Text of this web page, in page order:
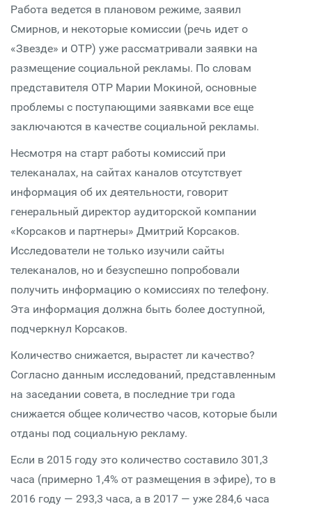
Работа ведется в плановом режиме, заявил
Смирнов, и некоторые комиссии (речь идет о
«Звезде» и ОТР) уже рассматривали заявки на
размещение социальной рекламы. По словам
представителя ОТР Марии Мокиной, основные
проблемы с поступающими заявками все еще
заключаются в качестве социальной рекламы.
Несмотря на старт работы комиссий при
телеканалах, на сайтах каналов отсутствует
информация об их деятельности, говорит
генеральный директор аудиторской компании
«Корсаков и партнеры» Дмитрий Корсаков.
Исследователи не только изучили сайты
телеканалов, но и безуспешно попробовали
получить информацию о комиссиях по телефону.
Эта информация должна быть более доступной,
подчеркнул Корсаков.
Количество снижается, вырастет ли качество?
Согласно данным исследований, представленным
на заседании совета, в последние три года
снижается общее количество часов, которые были
отданы под социальную рекламу.
Если в 2015 году это количество составило 301,3
часа (примерно 1,4% от размещения в эфире), то в
2016 году — 293,3 часа, а в 2017 — уже 284,6 часа